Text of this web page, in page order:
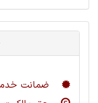
ضمانت